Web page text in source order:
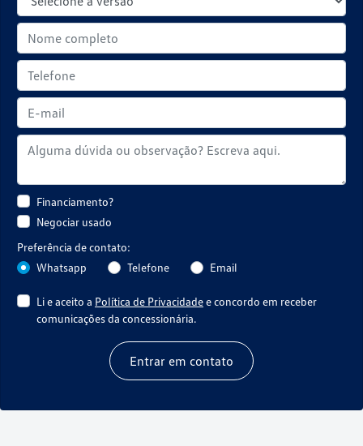
Financiamento?
Negociar usado
Preferência de contato:
Whatsapp
Telefone Email
Li e aceito a Política de Privacidadee concordo em receber
comunicações da concessionária.
Entrar em contato